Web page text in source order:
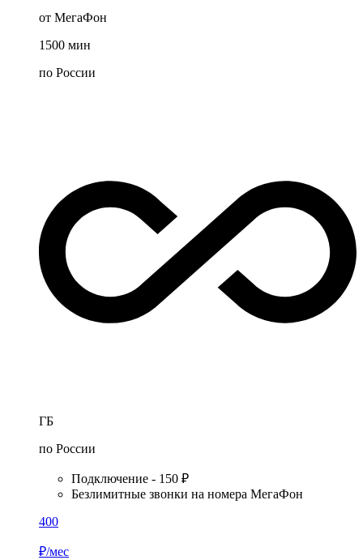
от МегаФон
1500 мин
по России
ГБ
по России
Подключение - 150 ₽
Безлимитные звонки на номера МегаФон
400
₽/мес